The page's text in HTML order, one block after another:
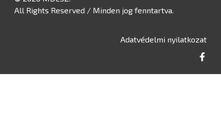
All Rights Reserved / Minden jog fenntartva.
Adatvédelmi nyilatkozat